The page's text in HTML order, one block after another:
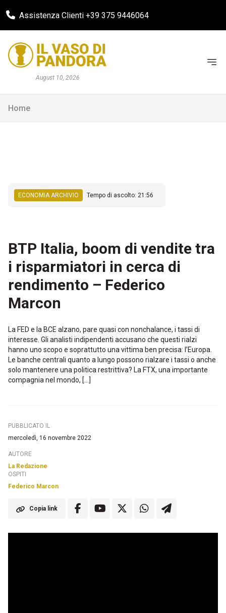
Assistenza Clienti +39 375 9446064
August 10, 2026
Home
ECONOMIA ARCHIVIO Tempo di ascolto: 21:56
BTP Italia, boom di vendite tra
i risparmiatori in cerca di
rendimento – Federico
Marcon
La FED e la BCE alzano, pare quasi con nonchalance, i tassi di
interesse. Gli analisti indipendenti accusano che questi rialzi
hanno uno scopo e soprattutto una vittima ben precisa: l’Europa.
Le banche centrali quanto a lungo possono rialzare i tassi o anche
solo mantenere una politica restrittiva? La FTX, una importante
compagnia nel mondo, […]
PUBBLICATO IL
mercoledì, 16 novembre 2022
AUTORE
La Redazione
OSPITI
Federico Marcon
Copia link